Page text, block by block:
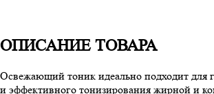
ОПИСАНИЕ ТОВАРА
Освежающий тоник идеально подходит для
и эффективного тонизирования жирной и